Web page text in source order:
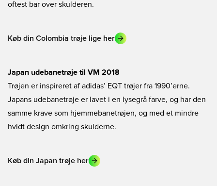
oftest bar over skulderen.
Køb din Colombia trøje lige her
Japan udebanetrøje til VM 2018
Trøjen er inspireret af adidas’ EQT trøjer fra 1990’erne.
Japans udebanetrøje er lavet i en lysegrå farve, og har den
samme krave som hjemmebanetrøjen, og med et mindre
hvidt design omkring skulderne.
Køb din Japan trøje her